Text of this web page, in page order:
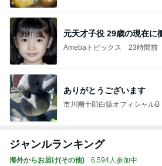
元天才子役 29歳の現在に
Amebaトピックス 23時間前
ありがとうございます
市川團十郎白猿オフィシャルB
ジャンルランキング
海外からお届け(その他) 6,594人参加中